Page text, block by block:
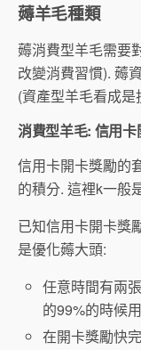
薅羊毛種類
薅消費型羊毛需要
改變消費習慣). 薅
(資產型羊毛看成是
消費型羊毛: 信用
信用卡開卡獎勵的
的積分. 這裡k一般
已知信用卡開卡獎
是優化薅大頭:
任意時間有兩
的99%的時候
在開卡獎勵快